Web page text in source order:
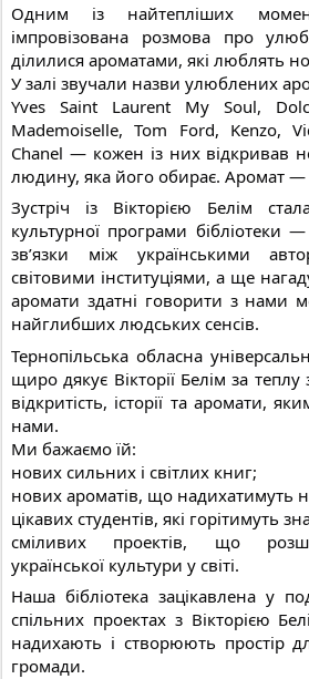
Одним із найтепліших
імпровізована розмова про
ділилися ароматами, які люблять
У залі звучали назви улюблених
Yves Saint Laurent My Soul,
Mademoiselle, Tom Ford, Kenzo,
Chanel — кожен із них відкривав
людину, яка його обирає. Аромат
Зустріч із Вікторією Белім
культурної програми бібліотеки
зв’язки між українськими
світовими інституціями, а ще
аромати здатні говорити з нами
найглибших людських сенсів.
Тернопільська обласна
щиро дякує Вікторії Белім за теплу
відкритість, історії та аромати,
нами.
Ми бажаємо їй:
нових сильних і світлих книг;
нових ароматів, що надихатимуть
цікавих студентів, які горітимуть
сміливих проектів, що
української культури у світі.
Наша бібліотека зацікавлена у
спільних проектах з Вікторією
надихають і створюють простір
громади.